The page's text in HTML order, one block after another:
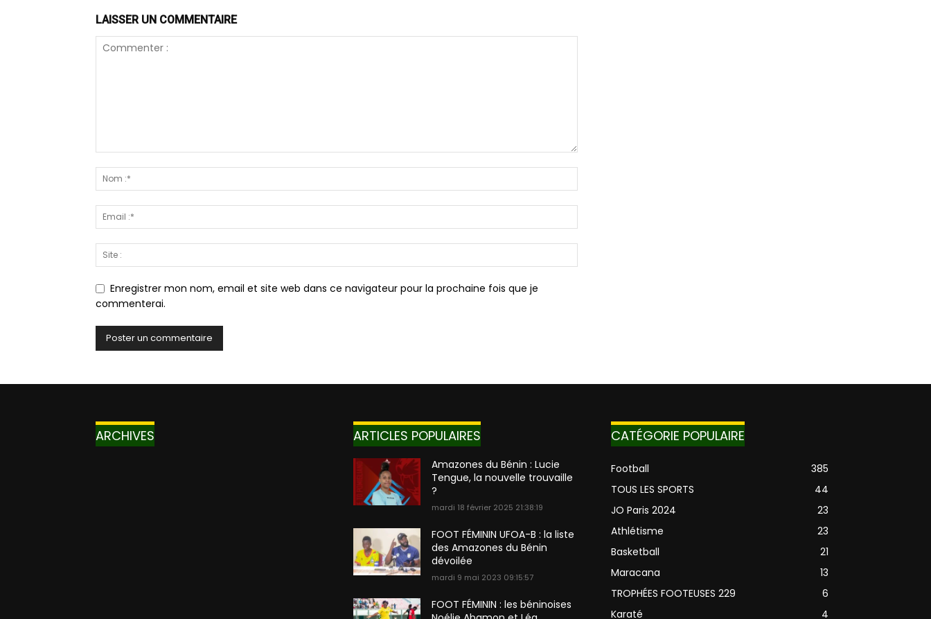
LAISSER UN COMMENTAIRE
Enregistrer mon nom, email et site web dans ce navigateur pour la prochaine fois que je
commenterai.
ARCHIVES ARTICLES POPULAIRES
Amazones du Bénin : Lucie
Tengue, la nouvelle trouvaille
?
mardi 18 février 2025 21:38:19
FOOT FÉMININ UFOA-B : la liste
des Amazones du Bénin
dévoilée
mardi 9 mai 2023 09:15:57
FOOT FÉMININ : les béninoises
CATÉGORIE POPULAIRE
Football
385
TOUS LES SPORTS
44
JO Paris 2024
23
Athlétisme
23
Basketball
21
Maracana
13
TROPHÉES FOOTEUSES 229
6
Karaté
4